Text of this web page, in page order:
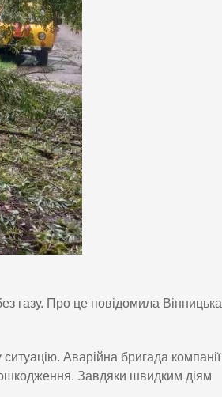
газу. Про це повідомила Вінницька
Аварійна бригада компанії
Завдяки швидким діям